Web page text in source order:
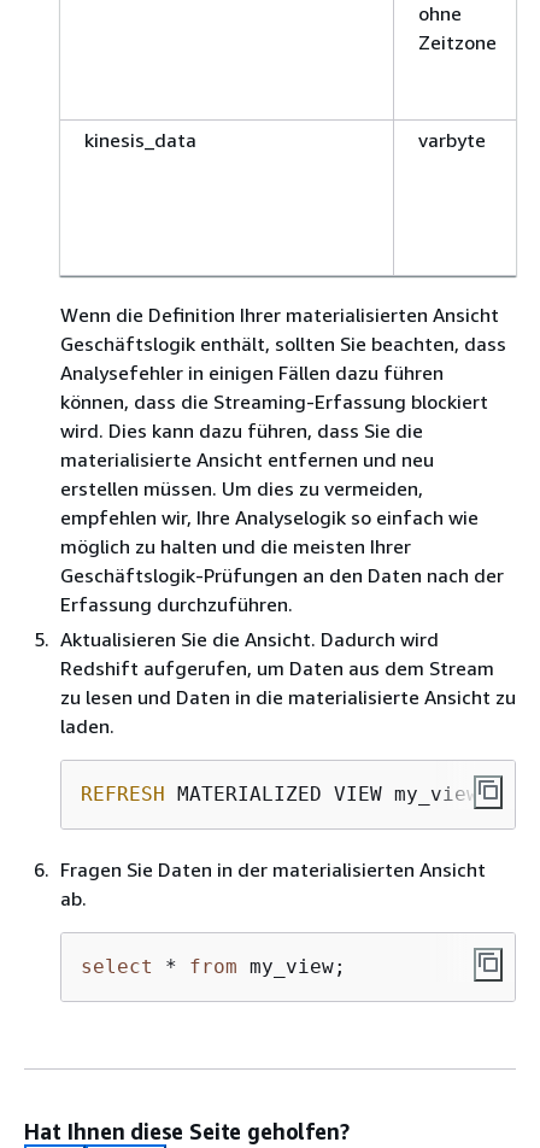
ohne
Zeitzone
kinesis_data varbyte
Wenn die Definition Ihrer materialisierten Ansicht
Geschäftslogik enthält, sollten Sie beachten, dass
Analysefehler in einigen Fällen dazu führen
können, dass die Streaming-Erfassung blockiert
wird. Dies kann dazu führen, dass Sie die
materialisierte Ansicht entfernen und neu
erstellen müssen. Um dies zu vermeiden,
empfehlen wir, Ihre Analyselogik so einfach wie
möglich zu halten und die meisten Ihrer
Geschäftslogik-Prüfungen an den Daten nach der
Erfassung durchzuführen.
Aktualisieren Sie die Ansicht. Dadurch wird
Redshift aufgerufen, um Daten aus dem Stream
zu lesen und Daten in die materialisierte Ansicht zu
laden.
REFRESH MATERIALIZED VIEW my_view;
Fragen Sie Daten in der materialisierten Ansicht
ab.
select * from my_view;
Hat Ihnen diese Seite geholfen?